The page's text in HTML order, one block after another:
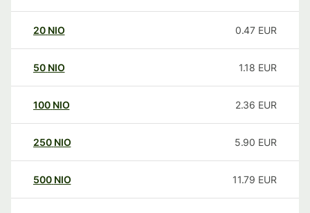
20 NIO 0.47 EUR
50 NIO 1.18 EUR
100 NIO 2.36 EUR
250 NIO 5.90 EUR
500 NIO 11.79 EUR